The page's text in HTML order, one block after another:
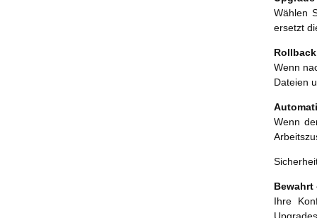
Wählen
ersetzt
Wenn
Dateien
Wenn
Ihre